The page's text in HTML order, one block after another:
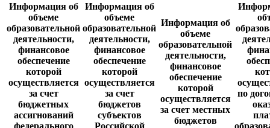
Информация об
объеме
образовательной
деятельности,
финансовое
обеспечение
которой
осуществляется
за счет
бюджетных
ассигнований
федерального
Информация об
объеме
образовательной
деятельности,
финансовое
обеспечение
которой
осуществляется
за счет
бюджетов
субъектов
Российской
Информация об
объеме
образовательной
деятельности,
финансовое
обеспечение
которой
осуществляется
за счет местных
бюджетов
по